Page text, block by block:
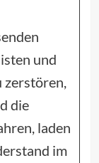
und
zerstören,
die
laden
im